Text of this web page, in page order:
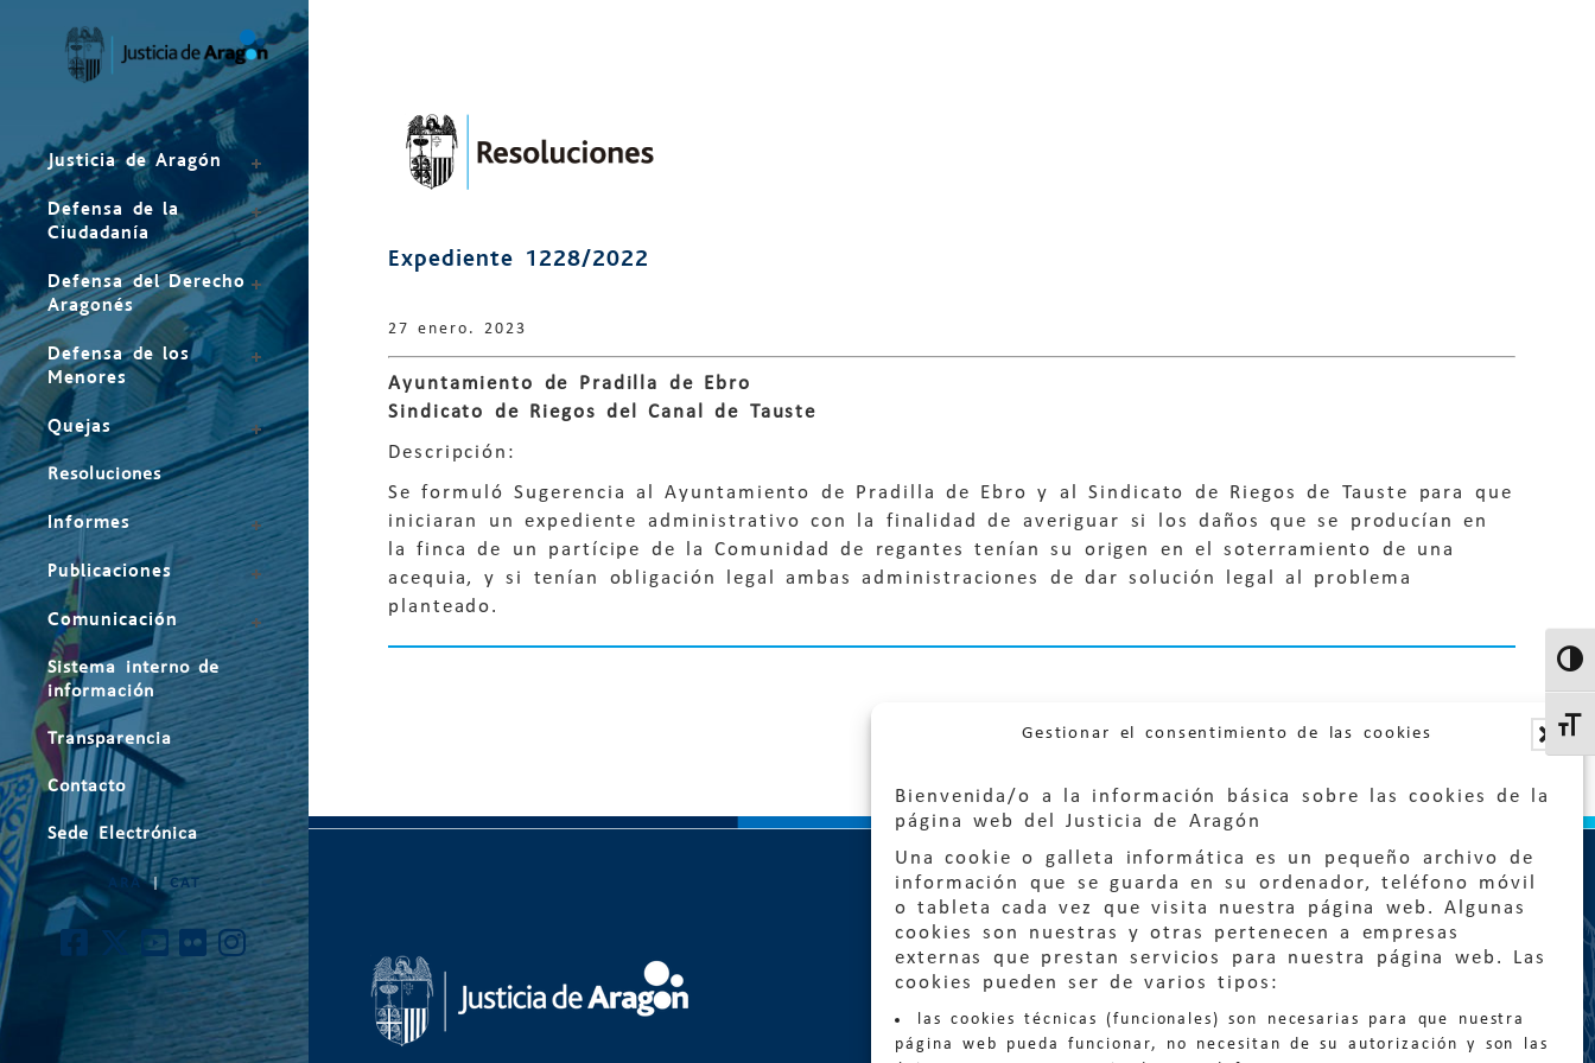
Gestionar el consentimiento de las cookies
Bienvenida/o a la información básica sobre las cookies de la
página web del Justicia de Aragón
Una cookie o galleta informática es un pequeño archivo de
información que se guarda en su ordenador, teléfono móvil
o tableta cada vez que visita nuestra página web. Algunas
cookies son nuestras y otras pertenecen a empresas
externas que prestan servicios para nuestra página web. Las
cookies pueden ser de varios tipos:
las cookies técnicas (funcionales) son necesarias para que nuestra
página web pueda funcionar, no necesitan de su autorización y son las
Justicia de Aragón
Defensa de la
Ciudadanía
Defensa del Derecho
Aragonés
Defensa de los
Menores
Quejas
Resoluciones
Informes
Publicaciones
Comunicación
Sistema interno de
información
Transparencia
Contacto
Sede Electrónica
ARA| CAT
Expediente 1228/2022
27 enero. 2023
Ayuntamiento de Pradilla de Ebro
Sindicato de Riegos del Canal de Tauste
Descripción:
Se formuló Sugerencia al Ayuntamiento de Pradilla de Ebro y al Sindicato de Riegos de Tauste para que
iniciaran un expediente administrativo con la finalidad de averiguar si los daños que se producían en
la finca de un partícipe de la Comunidad de regantes tenían su origen en el soterramiento de una
acequia, y si tenían obligación legal ambas administraciones de dar solución legal al problema
planteado.
Quejas:quejas@eljusticiadearagon.es
Información general:
informacion@eljusticiadearagon.es